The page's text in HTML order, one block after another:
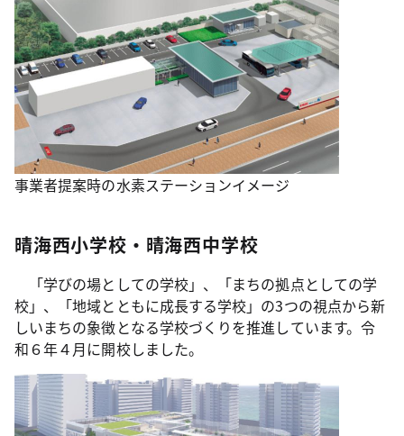
事業者提案時の水素ステーションイメージ
晴海西小学校・晴海西中学校
「学びの場としての学校」、「まちの拠点としての学
校」、「地域とともに成長する学校」の3つの視点から新
しいまちの象徴となる学校づくりを推進しています。令
和６年４月に開校しました。